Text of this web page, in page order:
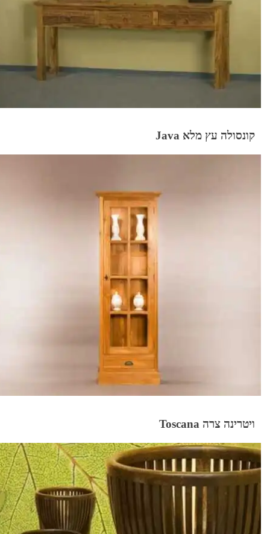
קונסולה עץ מלא Java
ויטרינה צרה Toscana